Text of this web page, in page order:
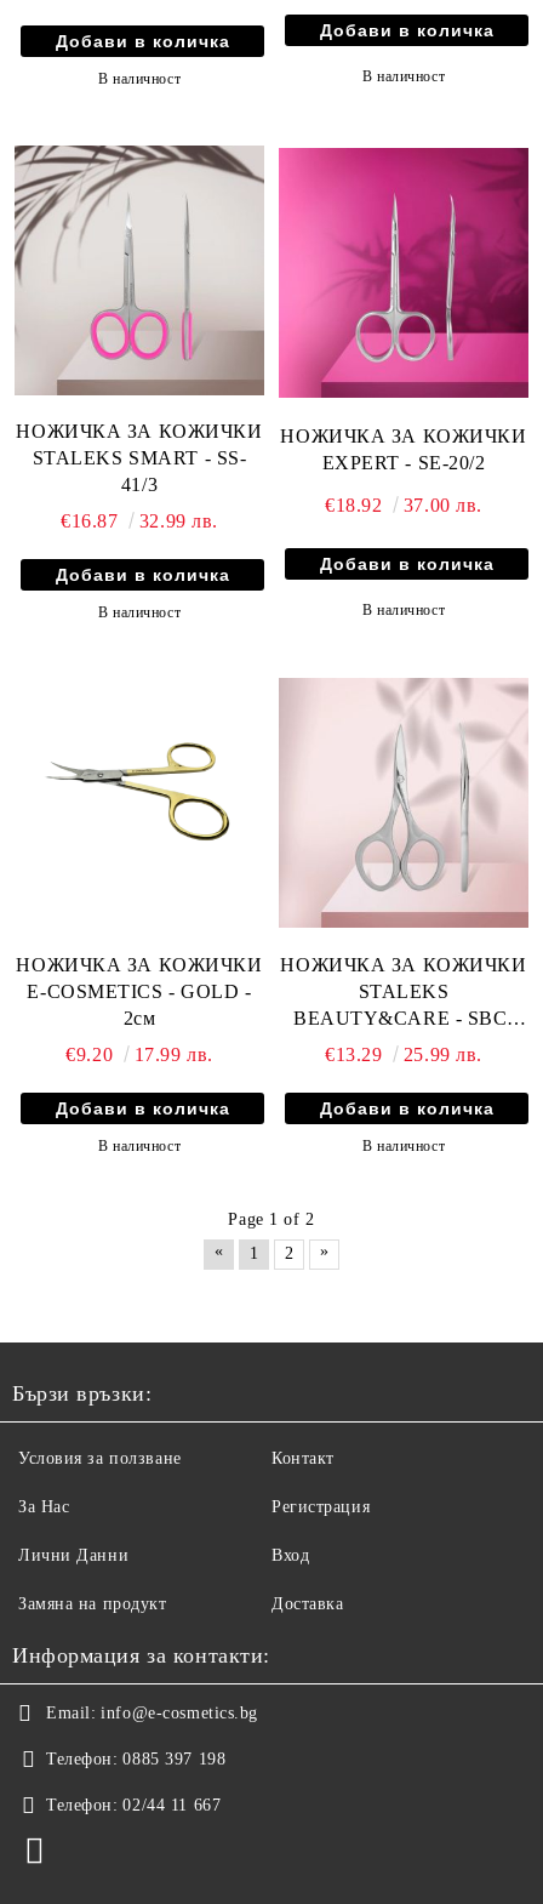
В наличност В наличност
НОЖИЧКА ЗА КОЖИЧКИ
STALEKS SMART - SS-
41/3
€16.87
32.99 лв.
В наличност
НОЖИЧКА ЗА КОЖИЧКИ
EXPERT - SE-20/2
€18.92 37.00 лв.
В наличност
НОЖИЧКА ЗА КОЖИЧКИ
E-COSMETICS - GOLD -
2см
€9.20
17.99 лв.
В наличност
НОЖИЧКА ЗА КОЖИЧКИ
STALEKS
BEAUTY&CARE - SBC-
10/2
€13.29 25.99 лв.
В наличност
Page 1 of 2
«
1 2 »
Бързи връзки:
Условия за ползване
За Нас
Лични Данни
Замяна на продукт
Контакт
Регистрация
Вход
Доставка
Информация за контакти:
Email: info@e-cosmetics.bg
Телефон: 0885 397 198
Телефон: 02/44 11 667